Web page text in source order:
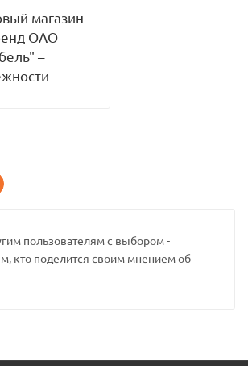
магазин
ОАО
–
пользователям с выбором -
кто поделится своим мнением об